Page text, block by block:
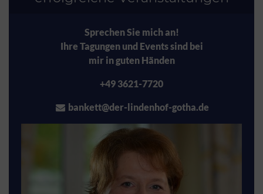
Sprechen Sie mich an!
Ihre Tagungen und Events sind bei
mir in guten Händen
+49 3621-7720
bankett@der-lindenhof-gotha.de